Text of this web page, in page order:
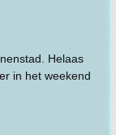
Helaas
in het weekend